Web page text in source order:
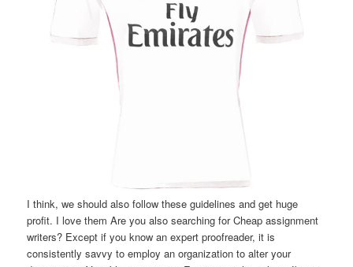
I think, we should also follow these guidelines and get huge
profit. I love them Are you also searching for Cheap assignment
writers? Except if you know an expert proofreader, it is
consistently savvy to employ an organization to alter your